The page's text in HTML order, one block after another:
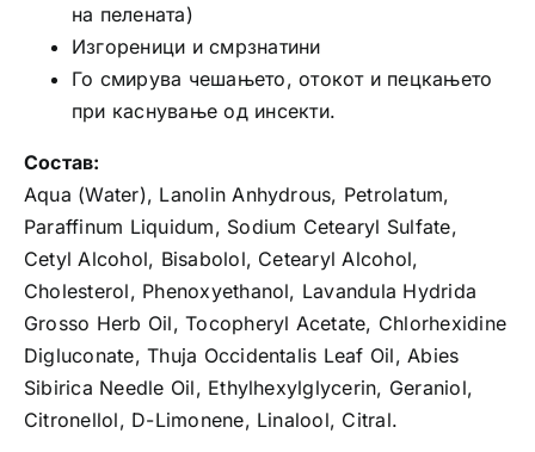
на пелената)
Изгореници и смрзнатини
Го смирува чешањето, отокот и пецкањето
при каснување од инсекти.
Состав:
Aqua (Water), Lanolin Anhydrous, Petrolatum,
Paraffinum Liquidum, Sodium Cetearyl Sulfate,
Cetyl Alcohol, Bisabolol, Cetearyl Alcohol,
Cholesterol, Phenoxyethanol, Lavandula Hydrida
Grosso Herb Oil, Tocopheryl Acetate, Chlorhexidine
Digluconate, Thuja Occidentalis Leaf Oil, Abies
Sibirica Needle Oil, Ethylhexylglycerin, Geraniol,
Citronellol, D-Limonene, Linalool, Citral.